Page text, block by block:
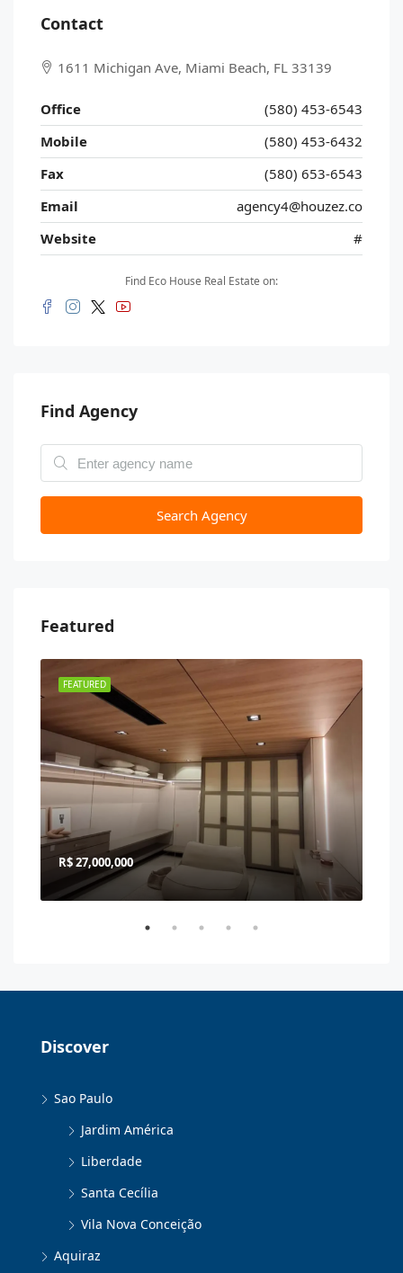
Contact
1611 Michigan Ave, Miami Beach, FL 33139
Office
(580) 453-6543
Mobile
(580) 453-6432
Fax
(580) 653-6543
Email
agency4@houzez.co
Website
#
Find Eco House Real Estate on:
Find Agency
Search Agency
Featured
FEATURED
R$ 27,000,000
Discover
Sao Paulo
Jardim América
Liberdade
Santa Cecília
Vila Nova Conceição
Aquiraz